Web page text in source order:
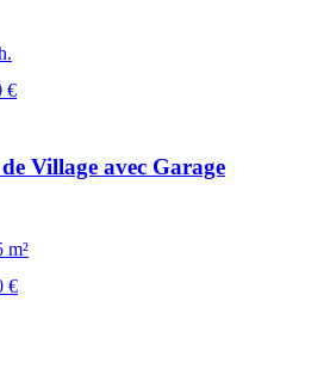
€
Village avec Garage
m²
€